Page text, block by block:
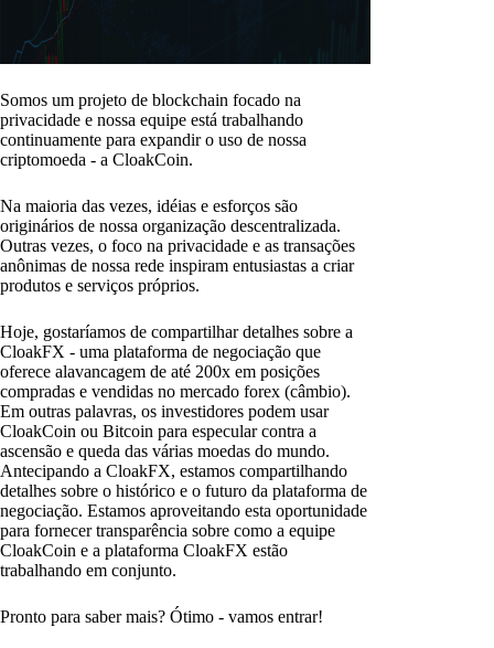
Somos um projeto de blockchain focado na
privacidade e nossa equipe está trabalhando
continuamente para expandir o uso de nossa
criptomoeda - a CloakCoin.
Na maioria das vezes, idéias e esforços são
originários de nossa organização descentralizada.
Outras vezes, o foco na privacidade e as transações
anônimas de nossa rede inspiram entusiastas a criar
produtos e serviços próprios.
Hoje, gostaríamos de compartilhar detalhes sobre a
CloakFX - uma plataforma de negociação que
oferece alavancagem de até 200x em posições
compradas e vendidas no mercado forex (câmbio).
Em outras palavras, os investidores podem usar
CloakCoin ou Bitcoin para especular contra a
ascensão e queda das várias moedas do mundo.
Antecipando a CloakFX, estamos compartilhando
detalhes sobre o histórico e o futuro da plataforma de
negociação. Estamos aproveitando esta oportunidade
para fornecer transparência sobre como a equipe
CloakCoin e a plataforma CloakFX estão
trabalhando em conjunto.
Pronto para saber mais? Ótimo - vamos entrar!